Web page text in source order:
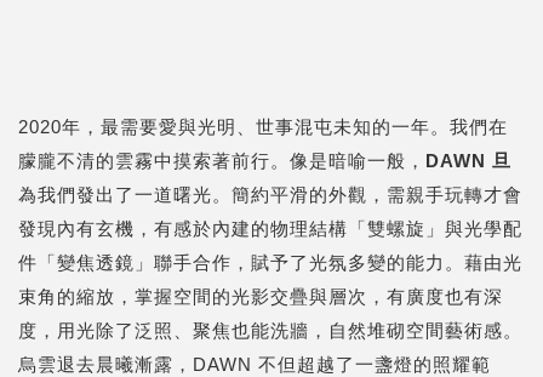
2020年，最需要愛與光明、世事混屯未知的一年。我們在
朦朧不清的雲霧中摸索著前行。像是暗喻一般， DAWN 旦
為我們發出了一道曙光。簡約平滑的外觀，需親手玩轉才會
發現內有玄機，有感於內建的物理結構「雙螺旋」與光學配
件「變焦透鏡」聯手合作，賦予了光氛多變的能力。藉由光
束角的縮放，掌握空間的光影交疊與層次，有廣度也有深
度，用光除了泛照、聚焦也能洗牆，自然堆砌空間藝術感。
烏雲退去晨曦漸露，DAWN 不但超越了一盞燈的照耀範